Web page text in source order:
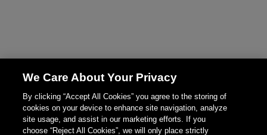
We Care About Your Privacy
By clicking “Accept All Cookies” you agree to the storing of
cookies on your device to enhance site navigation, analyze
site usage, and assist in our marketing efforts. If you
choose “Reject All Cookies”, we will only place strictly